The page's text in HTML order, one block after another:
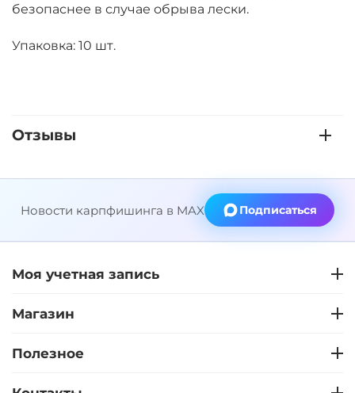
безопаснее в случае обрыва лески.
Упаковка: 10 шт.
Отзывы
Новости карпфишинга в MAX Подписаться
Моя учетная запись
Магазин
Полезное